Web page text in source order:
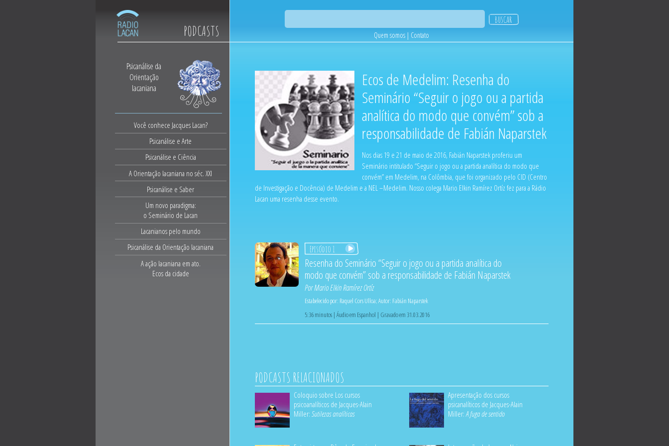
PODCASTS
Psicanálise da
Orientação
lacaniana
Você conhece Jacques Lacan?
Psicanálise e Arte
Psicanálise e Ciência
A Orientação lacaniana no séc. XXI
Psicanálise e Saber
Um novo paradigma:
o Seminário de Lacan
Lacanianos pelo mundo
Psicanálise da Orientação lacaniana
A ação lacaniana em ato.
Ecos da cidade
Quem somos | Contato
Ecos de Medelim: Resenha do
Seminário “Seguir o jogo ou a partida
analítica do modo que convém” sob a
responsabilidade de Fabián Naparstek
Nos dias 19 e 21 de maio de 2016, Fabián Naparstek proferiu um
Seminário intitulado “Seguir o jogo ou a partida analítica do modo que
convém” em Medelim, na Colômbia, que foi organizado pelo CID (Centro
de Investigação e Docência) de Medelim e a NEL –Medelim. Nosso colega Mario Elkin Ramírez Ortíz fez para a Rádio
Lacan uma resenha desse evento.
Episódio 1
Resenha do Seminário “Seguir o jogo ou a partida analítica do
modo que convém” sob a responsabilidade de Fabián Naparstek
PorMario Elkin Ramírez Ortíz
Estabelecido por: Raquel Cors Ulloa;Autor: Fabián Naparstek
5:36 minutos | Áudio em Espanhol | Gravado em 31.03.2016
PODCASTS RELACIONADOS
Coloquio sobre Los cursos
psicoanalíticos de Jacques-Alain
Miller: Sutilezas analíticas
Apresentação dos cursos
psicanalíticos de Jacques-Alain
Miller:A fuga de sentido